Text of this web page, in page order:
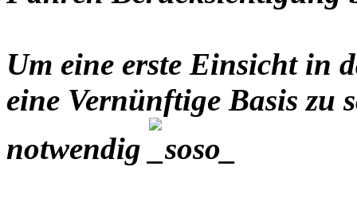
Um eine erste Einsicht in
eine Vernünftige Basis zu
notwendig